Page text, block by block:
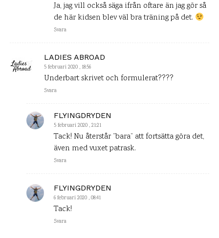
Ja, jag vill också säga ifrån oftare än jag gör så
de här kidsen blev väl bra träning på det.
Svara
LADIES ABROAD
5 februari 2020 , 18:56
Underbart skrivet och formulerat????
Svara
FLYINGDRYDEN
5 februari 2020 , 21:21
Tack! Nu återstår ”bara” att fortsätta göra det,
även med vuxet patrask.
Svara
FLYINGDRYDEN
6 februari 2020 , 08:41
Tack!
Svara